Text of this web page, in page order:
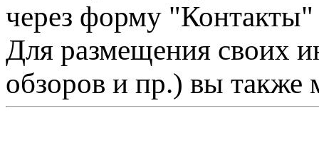
через форму "Контакты"
Для размещения своих
обзоров и пр.) вы также